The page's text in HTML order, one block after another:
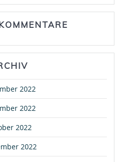
2022
2022
2022
2022